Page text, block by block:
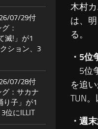
木村
は、
る。
・5位
5位
を追
TUN。
・週
07/29付
：
滅!」が1
ション、3
07/28付
グ：サカナ
り子」が1
位にILLIT